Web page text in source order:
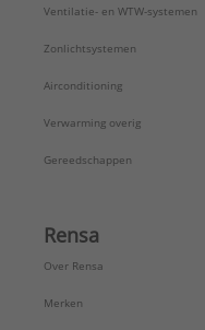
Ventilatie- en WTW-systemen
Zonlichtsystemen
Airconditioning
Verwarming overig
Gereedschappen
Rensa
Over Rensa
Merken